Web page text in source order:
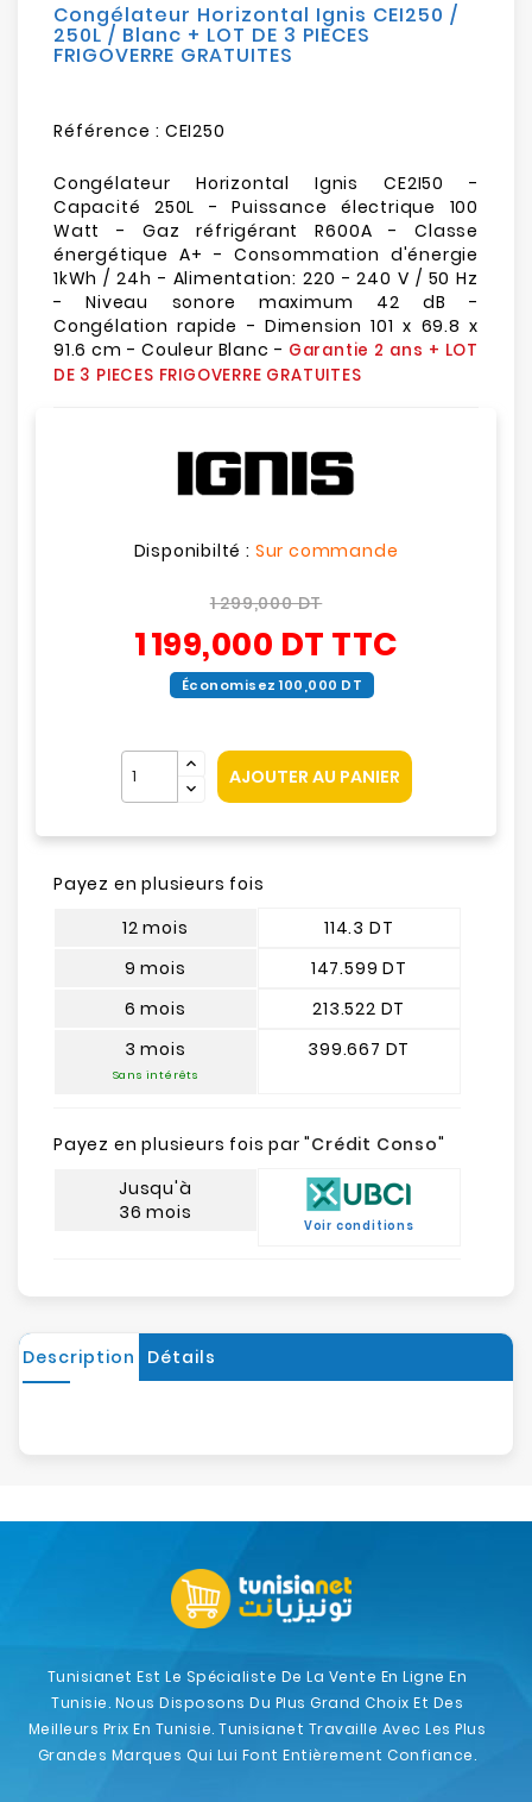
Congélateur Horizontal Ignis CEI250 /
250L / Blanc + LOT DE 3 PIECES
FRIGOVERRE GRATUITES
Référence : CEI250
Congélateur Horizontal Ignis CE2I50 -
Capacité 250L - Puissance électrique 100
Watt - Gaz réfrigérant R600A - Classe
énergétique A+ - Consommation d'énergie
1kWh / 24h - Alimentation: 220 - 240 V / 50 Hz
- Niveau sonore maximum 42 dB -
Congélation rapide - Dimension 101 x 69.8 x
91.6 cm - Couleur Blanc - Garantie 2 ans + LOT
DE 3 PIECES FRIGOVERRE GRATUITES
Disponibilté : Sur commande
1 299,000 DT
1 199,000 DT TTC
Économisez 100,000 DT
AJOUTER AU PANIER
Payez en plusieurs fois
12 mois
9 mois
6 mois
3 mois
Sans intérêts
114.3 DT
147.599 DT
213.522 DT
399.667 DT
Payez en plusieurs fois par "Crédit Conso"
Jusqu'à
36 mois
Voir conditions
Description Détails
Tunisianet Est Le Spécialiste De La Vente En Ligne En
Tunisie. Nous Disposons Du Plus Grand Choix Et Des
Meilleurs Prix En Tunisie. Tunisianet Travaille Avec Les Plus
Grandes Marques Qui Lui Font Entièrement Confiance.